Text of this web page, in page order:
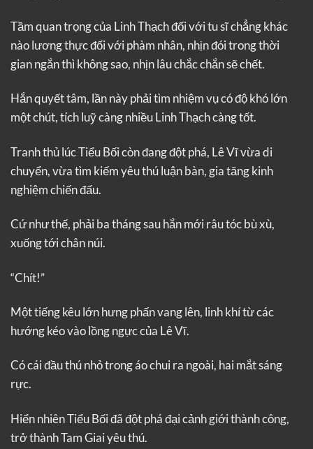
Tầm quan trọng của Linh Thạch đối với tu sĩ chẳng khác
nào lương thực đối với phàm nhân, nhịn đói trong thời
gian ngắn thì không sao, nhịn lâu chắc chắn sẽ chết.
Hắn quyết tâm, lần này phải tìm nhiệm vụ có độ khó lớn
một chút, tích luỹ càng nhiều Linh Thạch càng tốt.
Tranh thủ lúc Tiểu Bối còn đang đột phá, Lê Vĩ vừa di
chuyển, vừa tìm kiếm yêu thú luận bàn, gia tăng kinh
nghiệm chiến đấu.
Cứ như thế, phải ba tháng sau hắn mới râu tóc bù xù,
xuống tới chân núi.
“Chít!”
Một tiếng kêu lớn hưng phấn vang lên, linh khí từ các
hướng kéo vào lồng ngực của Lê Vĩ.
Có cái đầu thú nhỏ trong áo chui ra ngoài, hai mắt sáng
rực.
Hiển nhiên Tiểu Bối đã đột phá đại cảnh giới thành công,
trở thành Tam Giai yêu thú.